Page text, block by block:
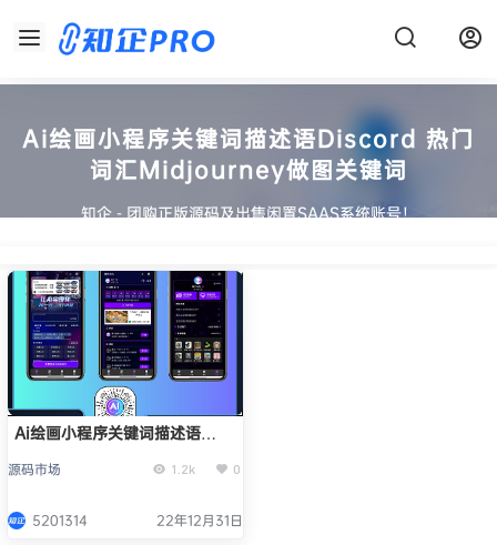
Ai绘画小程序关键词描述语Discord 热门
词汇Midjourney做图关键词
知企 - 团购正版源码及出售闲置SAAS系统账号！
Ai绘画小程序关键词描述语
做图关键词正版系统出售
源码市场 1.2k 0
5201314 22年12月31日